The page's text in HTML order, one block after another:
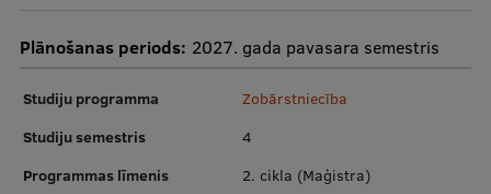
EATRIS koordinators Latvijā
Plānošanas periods: 2027. gada pavasara semestris
Studiju programma
Zobārstniecība
Studiju semestris
4
Programmas līmenis
2. cikla (Maģistra)